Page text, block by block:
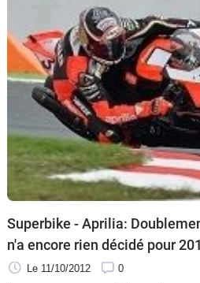
Superbike - Aprilia:
n'a encore rien décidé pour
Le 11/10/2012 0